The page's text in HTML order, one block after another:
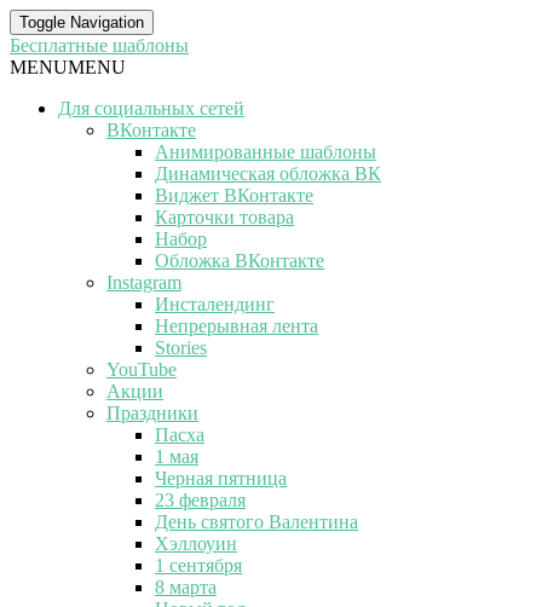
Toggle Navigation
Бесплатные шаблоны
MENUMENU
Для социальных сетей
ВКонтакте
Анимированные шаблоны
Динамическая обложка ВК
Виджет ВКонтакте
Карточки товара
Набор
Обложка ВКонтакте
Instagram
Инсталендинг
Непрерывная лента
Stories
YouTube
Акции
Праздники
Пасха
1 мая
Черная пятница
23 февраля
День святого Валентина
Хэллоуин
1 сентября
8 марта